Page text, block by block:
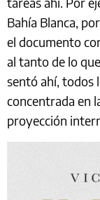
Bahía Blanca,
el documento
al tanto de lo
sentó ahí, todos
concentrada en
proyección